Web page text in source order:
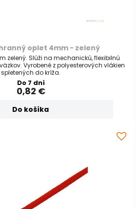
oplet 4mm - zelený
zelený. Slúži na mechanickú, flexibilnú
Vyrobené z polyesterových vlákien
spletených do kríža.
Do 7 dní
0,82 €
Do košíka